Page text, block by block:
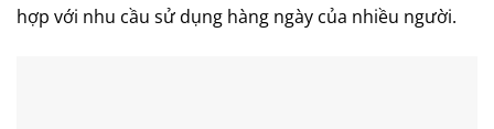
hợp với nhu cầu sử dụng hàng ngày của nhiều người.